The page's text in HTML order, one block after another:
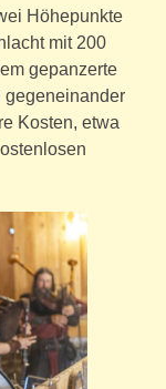
Höhepunkte
mit 200
gepanzerte
gegeneinander
Kosten, etwa